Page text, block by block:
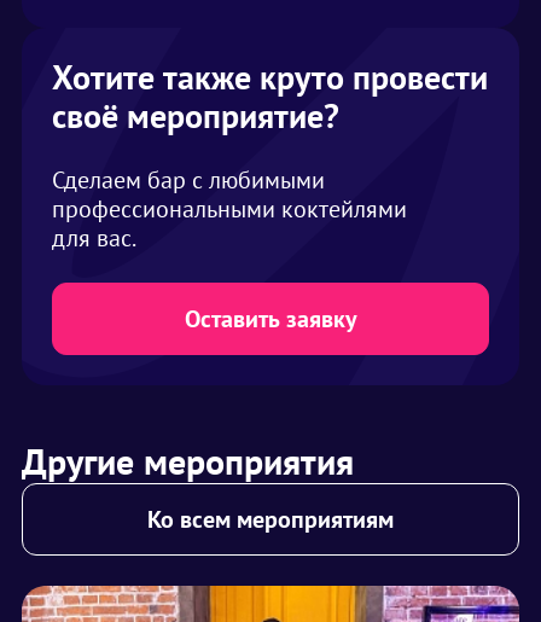
Хотите также круто провести
своё мероприятие?
Сделаем бар с любимыми
профессиональными коктейлями
для вас.
Оставить заявку
Другие мероприятия
Ко всем мероприятиям